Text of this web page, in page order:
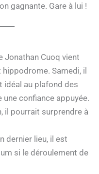
gagnante. Gare à lui !
Jonathan Cuoq vient
Samedi, il
idéal au plafond des
confiance appuyée.
il pourrait surprendre à
dernier lieu, il est
si le déroulement de